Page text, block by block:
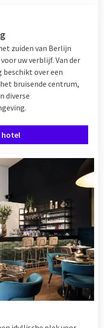
zuiden van Berlijn
uw verblijf. Van der
over een
bruisende centrum,
diverse
hotel